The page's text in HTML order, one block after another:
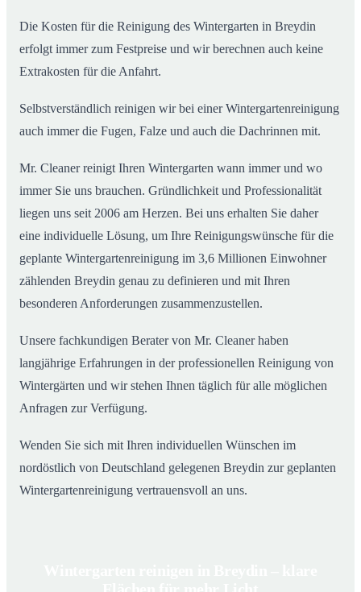
Die Kosten für die Reinigung des Wintergarten in Breydin
erfolgt immer zum Festpreise und wir berechnen auch keine
Extrakosten für die Anfahrt.
Selbstverständlich reinigen wir bei einer Wintergartenreinigung
auch immer die Fugen, Falze und auch die Dachrinnen mit.
Mr. Cleaner reinigt Ihren Wintergarten wann immer und wo
immer Sie uns brauchen. Gründlichkeit und Professionalität
liegen uns seit 2006 am Herzen. Bei uns erhalten Sie daher
eine individuelle Lösung, um Ihre Reinigungswünsche für die
geplante Wintergartenreinigung im 3,6 Millionen Einwohner
zählenden Breydin genau zu definieren und mit Ihren
besonderen Anforderungen zusammenzustellen.
Unsere fachkundigen Berater von Mr. Cleaner haben
langjährige Erfahrungen in der professionellen Reinigung von
Wintergärten und wir stehen Ihnen täglich für alle möglichen
Anfragen zur Verfügung.
Wenden Sie sich mit Ihren individuellen Wünschen im
nordöstlich von Deutschland gelegenen Breydin zur geplanten
Wintergartenreinigung vertrauensvoll an uns.